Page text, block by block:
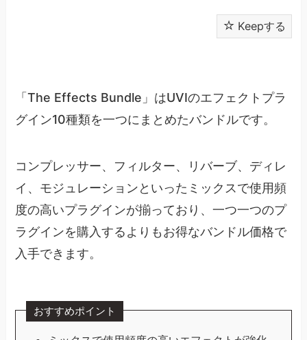
Keepする
「The Effects Bundle」はUVIのエフェクトプラ
グイン10種類を一つにまとめたバンドルです。
コンプレッサー、フィルター、リバーブ、ディレ
イ、モジュレーションといったミックスで使用頻
度の高いプラグインが揃っており、一つ一つのプ
ラグインを購入するよりもお得なバンドル価格で
入手できます。
おすすめポイント